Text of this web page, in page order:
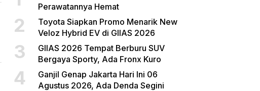
Perawatannya Hemat
2
Toyota Siapkan Promo Menarik New
Veloz Hybrid EV di GIIAS 2026
3
GIIAS 2026 Tempat Berburu SUV
Bergaya Sporty, Ada Fronx Kuro
4
Ganjil Genap Jakarta Hari Ini 06
Agustus 2026, Ada Denda Segini